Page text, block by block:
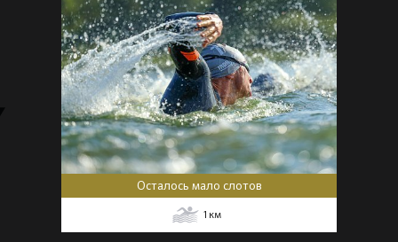
Осталось мало слотов
1 км